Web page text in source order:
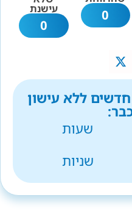
0 עישנת
0
ללא עישון
שעות
שניות